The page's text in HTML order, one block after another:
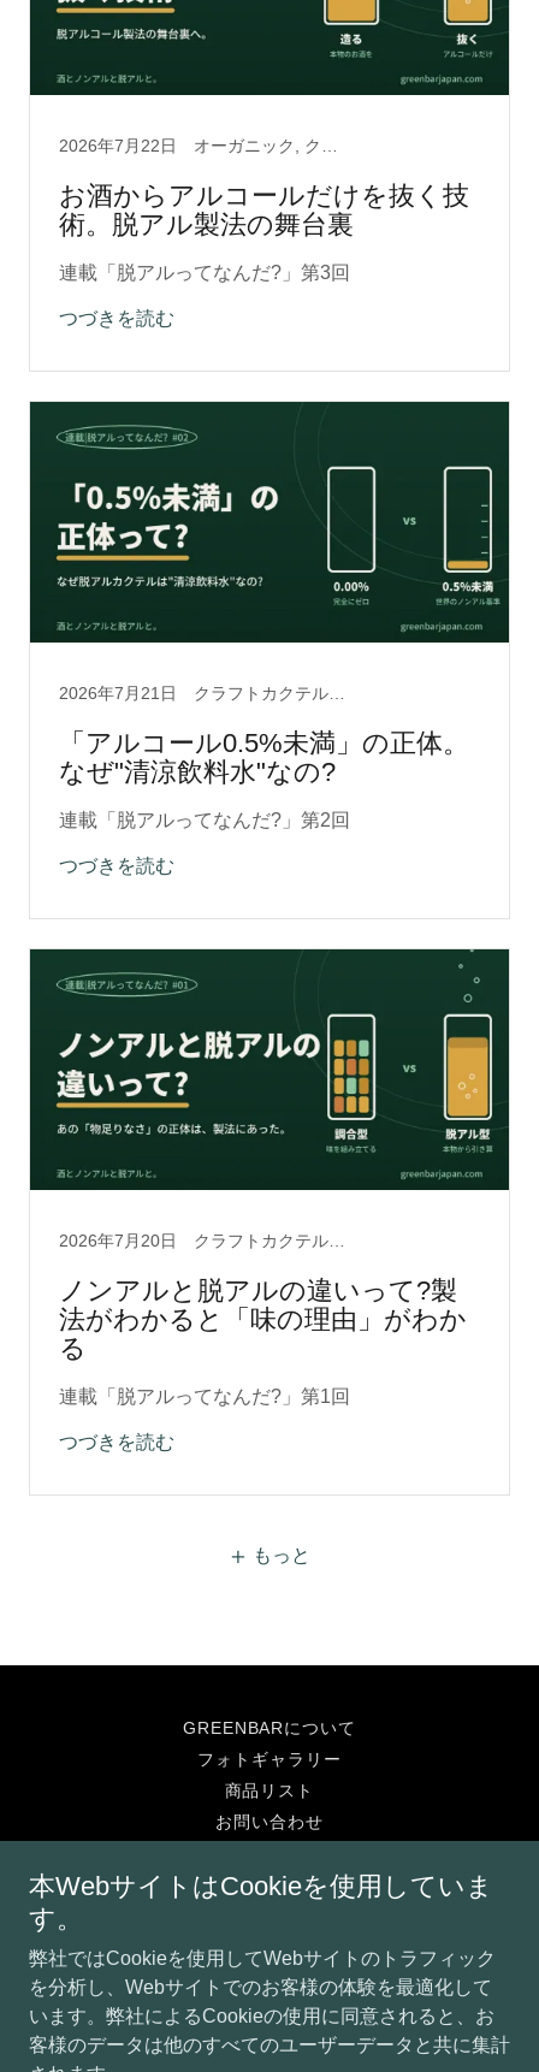
2026年7月22日
お酒からアルコールだけを抜く技
術。脱アル製法の舞台裏
連載「脱アルってなんだ?」第3回
つづきを読む
2026年7月21日
「アルコール0.5%未満」の正体。
なぜ"清涼飲料水"なの?
連載「脱アルってなんだ?」第2回
つづきを読む
2026年7月20日
ノンアルと脱アルの違いって?製
法がわかると「味の理由」がわか
る
連載「脱アルってなんだ?」第1回
つづきを読む
もっと
GREENBARについて
フォトギャラリー
商品リスト
お問い合わせ
FAQ
グリーンバージャパン
0452870754
本WebサイトはCookieを使用していま
す。
弊社ではCookieを使用してWebサイトのトラフィック
を分析し、Webサイトでのお客様の体験を最適化して
います。弊社によるCookieの使用に同意されると、お
客様のデータは他のすべてのユーザーデータと共に集計